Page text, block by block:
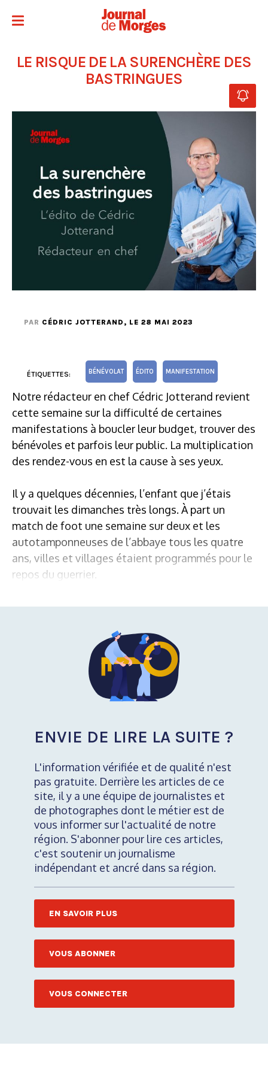
LE RISQUE DE LA SURENCHÈRE DES
BASTRINGUES
PAR CÉDRIC JOTTERAND , LE 28 MAI 2023
ÉTIQUETTES: BÉNÉVOLAT ÉDITO MANIFESTATION
Notre rédacteur en chef Cédric Jotterand revient
cette semaine sur la difficulté de certaines
manifestations à boucler leur budget, trouver des
bénévoles et parfois leur public. La multiplication
des rendez-vous en est la cause à ses yeux.
Il y a quelques décennies, l’enfant que j’étais
trouvait les dimanches très longs. À part un
match de foot une semaine sur deux et les
autotamponneuses de l’abbaye tous les quatre
ans, villes et villages étaient programmés pour le
repos du guerrier.
ENVIE DE LIRE LA SUITE ?
L'information vérifiée et de qualité n'est
pas gratuite. Derrière les articles de ce
site, il y a une équipe de journalistes et
de photographes dont le métier est de
vous informer sur l'actualité de notre
région. S'abonner pour lire ces articles,
c'est soutenir un journalisme
indépendant et ancré dans sa région.
EN SAVOIR PLUS
VOUS ABONNER
VOUS CONNECTER